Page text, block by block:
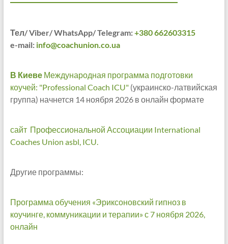
Тел/ Viber/ WhatsApp/ Telegram:+380 662603315
e-mail: info@coachunion.co.ua
В КиевеМеждународная программа подготовки
коучей: "Professional Coach ICU"(украинско-латвийская
группа) начнется 14 ноября 2026 в онлайн формате
сайт Профессиональной Ассоциации International
Coaches Union asbl, ICU.
Другие программы:
Программа обучения «Эриксоновский гипноз в
коучинге, коммуникации и терапии» с 7 ноября 2026,
онлайн